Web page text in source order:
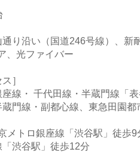
り沿い（国道246号線）、新
、光ファイバー
］
線・ 千代田線・半蔵門線「
門線・副都心線、東急田園
メトロ銀座線「渋谷駅」徒歩9
渋谷駅」徒歩12分